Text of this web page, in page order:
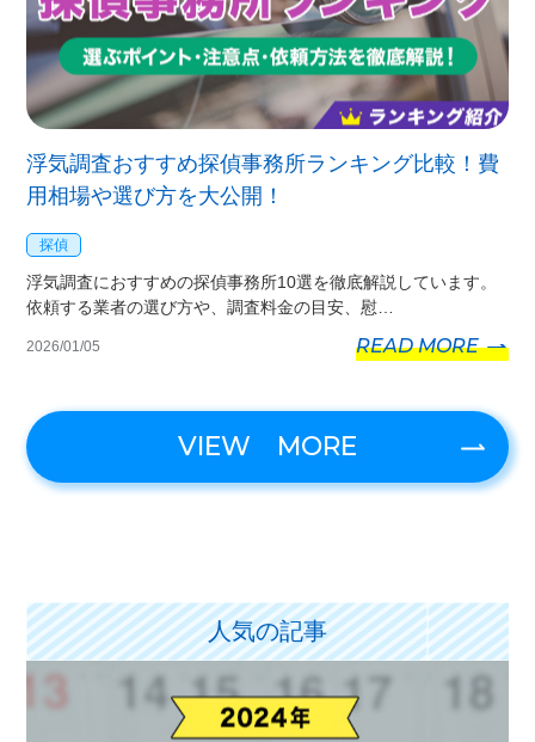
浮気調査おすすめ探偵事務所ランキング比較！費
用相場や選び方を大公開！
探偵
浮気調査におすすめの探偵事務所10選を徹底解説しています。
依頼する業者の選び方や、調査料金の目安、慰…
2026/01/05 READ MORE
VIEW MORE
人気の記事